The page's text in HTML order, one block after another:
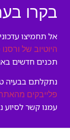
בקרו
אל תחמיצו
היוטיוב של
תכנים חדשים
נתקלתם בבעיה
פלייבקים
עמנו קשר לסיוע